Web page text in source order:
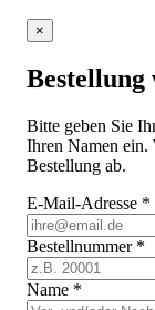
×
Bitte geben Sie
Ihren Namen ein.
Bestellung ab.
E-Mail-Adresse *
Bestellnummer *
Name *